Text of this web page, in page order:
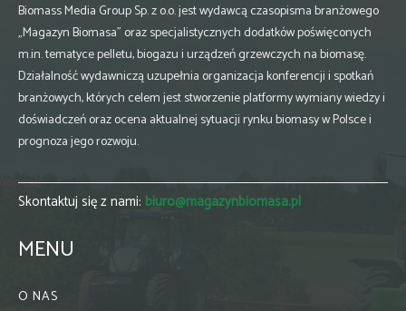
Biomass Media Group Sp. z o.o. jest wydawcą czasopisma branżowego
„Magazyn Biomasa” oraz specjalistycznych dodatków poświęconych
m.in. tematyce pelletu, biogazu i urządzeń grzewczych na biomasę.
Działalność wydawniczą uzupełnia organizacja konferencji i spotkań
branżowych, których celem jest stworzenie platformy wymiany wiedzy i
doświadczeń oraz ocena aktualnej sytuacji rynku biomasy w Polsce i
prognoza jego rozwoju.
Skontaktuj się z nami: biuro@magazynbiomasa.pl
MENU
O NAS